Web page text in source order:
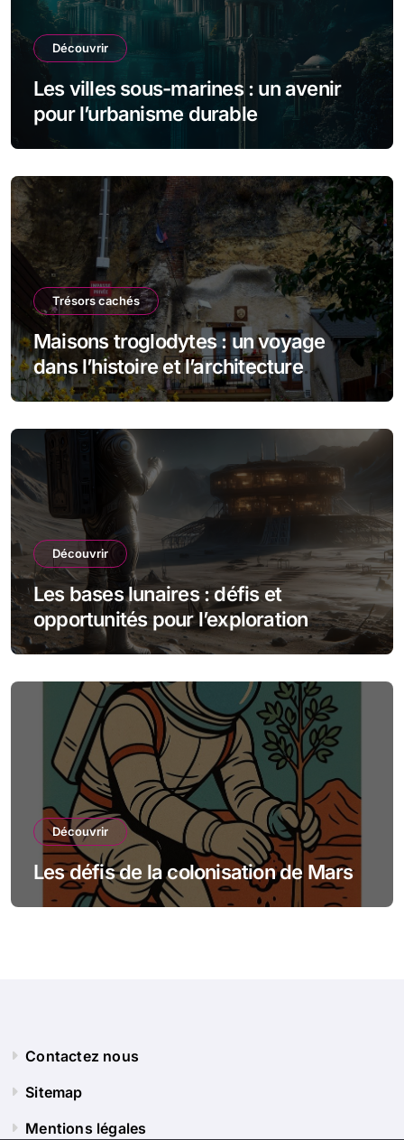
Découvrir
Les villes sous-marines : un avenir
pour l’urbanisme durable
Trésors cachés
Maisons troglodytes : un voyage
dans l’histoire et l’architecture
souterraine
Découvrir
Les bases lunaires : défis et
opportunités pour l’exploration
spatiale
Découvrir
Les défis de la colonisation de Mars
Contactez nous
Sitemap
Mentions légales